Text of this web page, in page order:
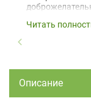
Читать
Описание